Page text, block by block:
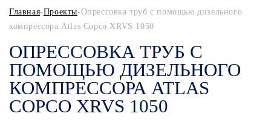
Главная-Проекты-Опрессовка труб с помощью дизельного
компрессора Atlas Copco XRVS 1050
ОПРЕССОВКА ТРУБ С
ПОМОЩЬЮ ДИЗЕЛЬНОГО
КОМПРЕССОРА ATLAS
COPCO XRVS 1050